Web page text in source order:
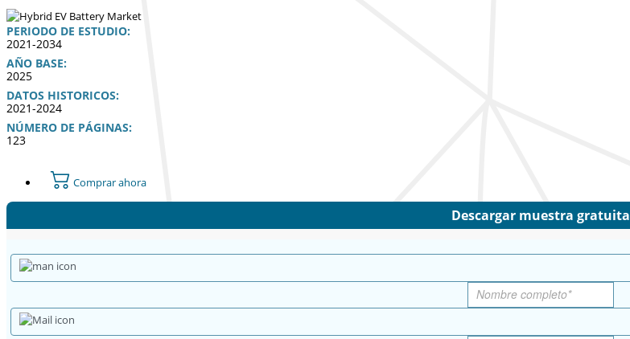
PERIODO DE ESTUDIO:
2021-2034
AÑO BASE:
2025
DATOS HISTORICOS:
2021-2024
NÚMERO DE PÁGINAS:
123
Comprar ahora
Descargar muestra gratuita